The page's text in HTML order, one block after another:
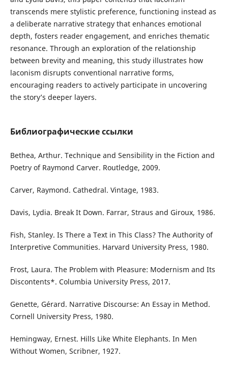
transcends mere stylistic preference, functioning instead as
a deliberate narrative strategy that enhances emotional
depth, fosters reader engagement, and enriches thematic
resonance. Through an exploration of the relationship
between brevity and meaning, this study illustrates how
laconism disrupts conventional narrative forms,
encouraging readers to actively participate in uncovering
the story’s deeper layers.
Библиографические ссылки
Bethea, Arthur. Technique and Sensibility in the Fiction and
Poetry of Raymond Carver. Routledge, 2009.
Carver, Raymond. Cathedral. Vintage, 1983.
Davis, Lydia. Break It Down. Farrar, Straus and Giroux, 1986.
Fish, Stanley. Is There a Text in This Class? The Authority of
Interpretive Communities. Harvard University Press, 1980.
Frost, Laura. The Problem with Pleasure: Modernism and Its
Discontents*. Columbia University Press, 2017.
Genette, Gérard. Narrative Discourse: An Essay in Method.
Cornell University Press, 1980.
Hemingway, Ernest. Hills Like White Elephants. In Men
Without Women, Scribner, 1927.